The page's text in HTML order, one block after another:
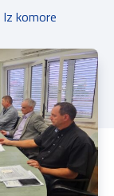
Iz komore